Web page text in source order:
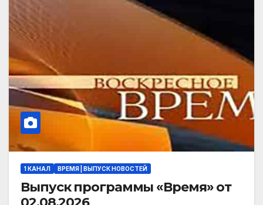
1 КАНАЛ ВРЕМЯ | ВЫПУСК НОВОСТЕЙ
Выпуск программы «Время» от